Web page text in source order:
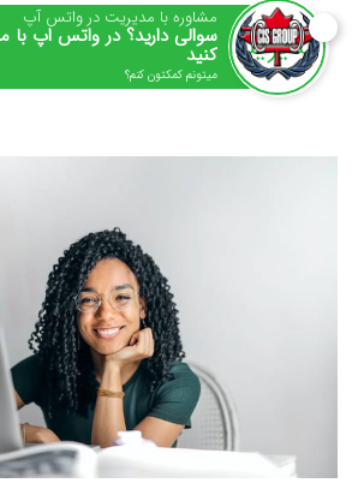
مشاوره با مدیریت در واتس آپ
سوالی دارید؟ در واتس اپ با
کنید
میتونم کمکتون کنم؟